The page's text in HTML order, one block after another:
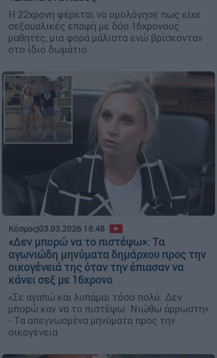
Η 22χρονη φέρεται να ομολόγησε πως είχε
σεξουαλικές επαφή με δύο 16χρονους
μαθητές, μια φορά μάλιστα ενώ βρίσκονταν
στο ίδιο δωμάτιο
Κόσμος|03.03.2026 18:48
«Δεν μπορώ να το πιστέψω»: Τα
αγωνιώδη μηνύματα δημάρχου προς την
οικογένειά της όταν την έπιασαν να
κάνει σεξ με 16χρονο
«Σε αγαπώ και λυπάμαι τόσο πολύ. Δεν
μπορώ καν να το πιστέψω. Νιώθω άρρωστη»
- Τα απεγνωσμένα μηνύματα προς την
οικογένεια